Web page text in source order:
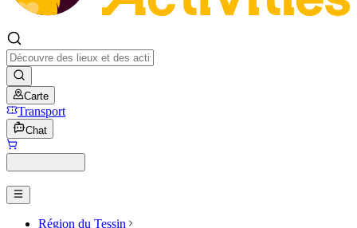
Carte
Transport
Chat
Région du Tessin